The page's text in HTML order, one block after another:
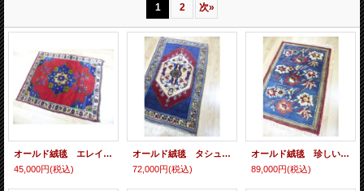
1 2 次»
オールド絨毯 エレイリの正方形に近い敷物 文字入り 115×98cm
45,000円(税込)
オールド絨毯 タシュプナールの独特の色遣いとデザイン 140×86cm
72,000円(税込)
オールド絨毯 珍しいリアルお花柄 草木染め 128×87cm
89,000円(税込)